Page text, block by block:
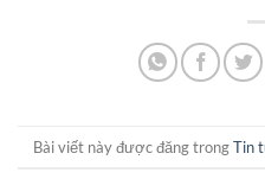
Bài viết này được đăng trongTin